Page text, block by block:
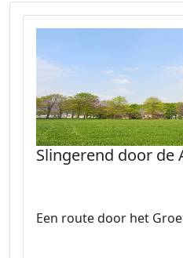
Slingerend door de
Een route door het